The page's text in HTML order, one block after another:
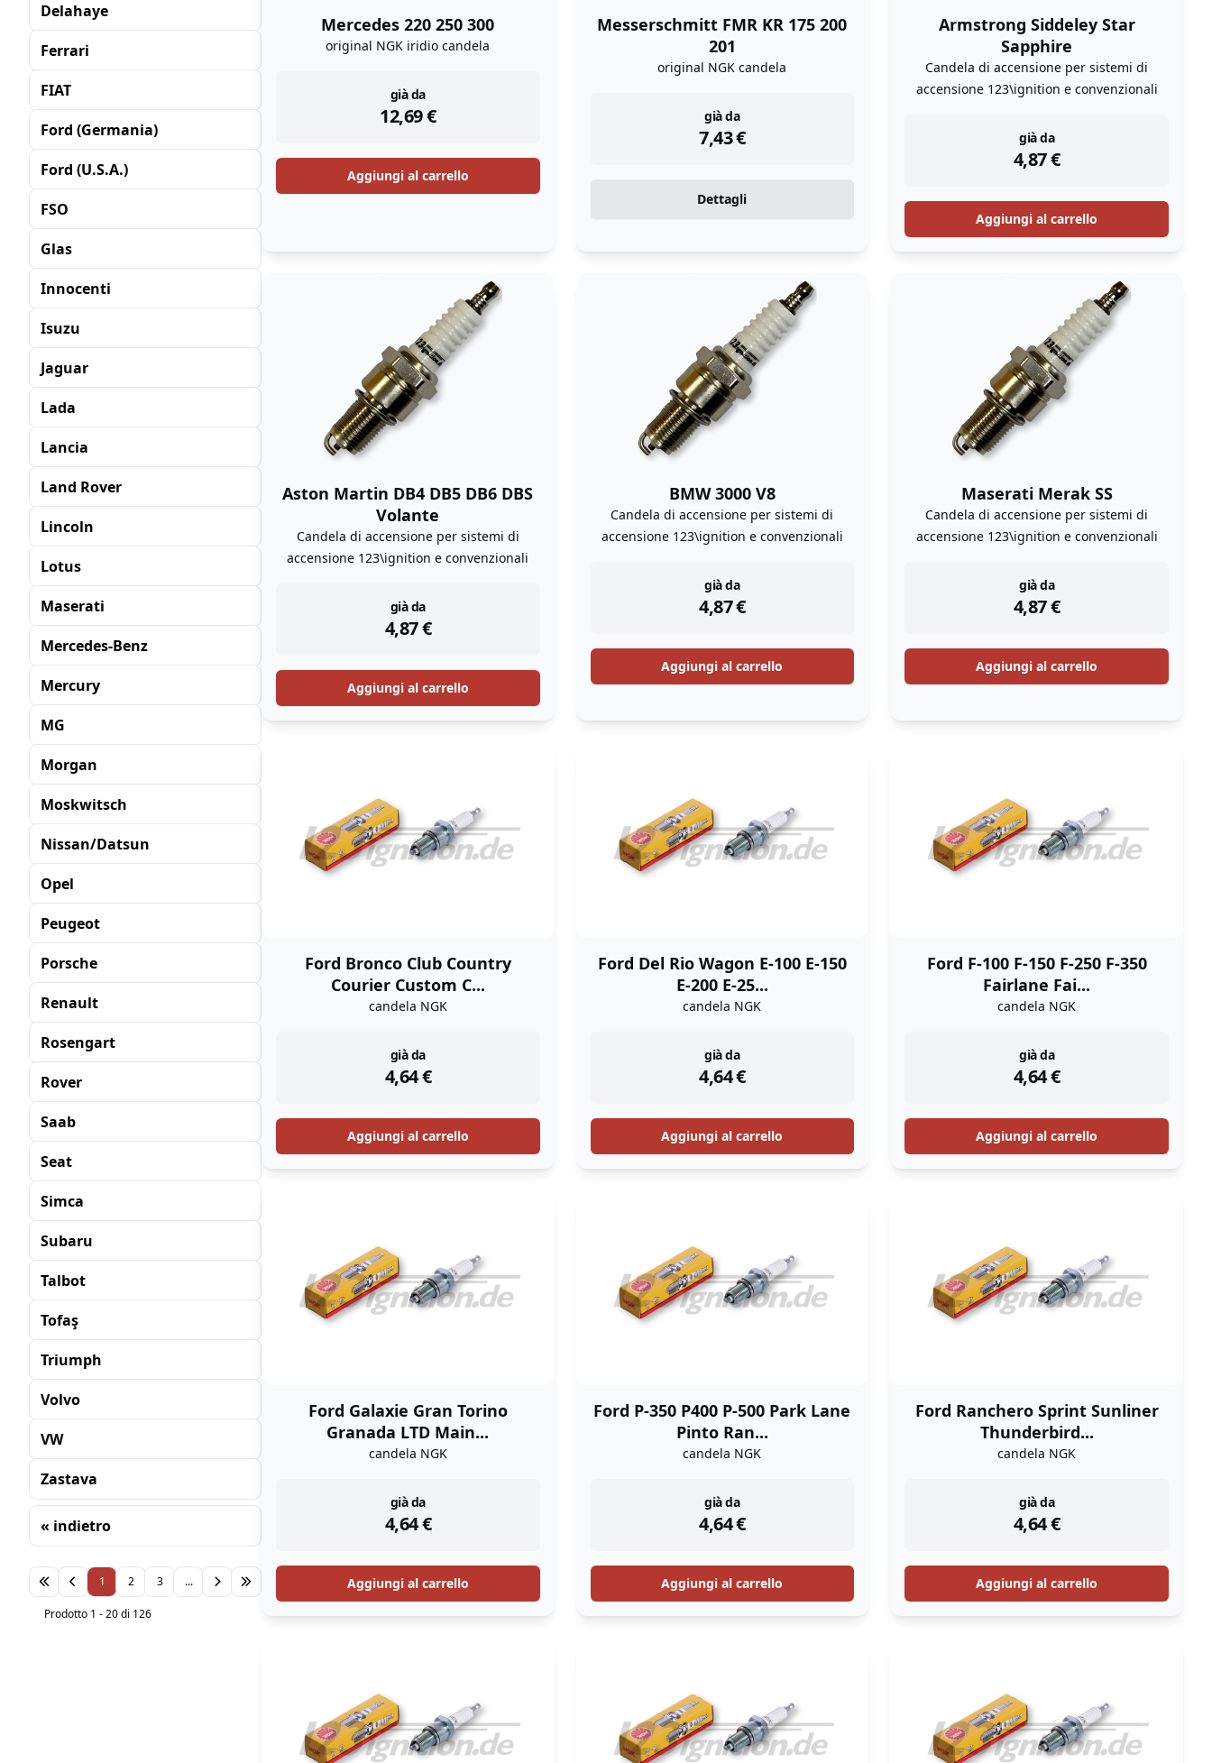
Delahaye
Ferrari
FIAT
Ford (Germania)
Ford (U.S.A.)
FSO
Glas
Innocenti
Isuzu
Jaguar
Lada
Lancia
Land Rover
Lincoln
Lotus
Maserati
Mercedes-Benz
Mercury
MG
Morgan
Moskwitsch
Nissan/Datsun
Opel
Peugeot
Porsche
Renault
Rosengart
Rover
Saab
Seat
Simca
Subaru
Talbot
Tofaş
Triumph
Volvo
VW
Zastava
« indietro
Ordinamento
1 2 3 ...
Prodotto 1 - 20 di 126
Mercedes 220 250 300
original NGK iridio candela
già da
12,69€
instock
Aggiungi al carrello
Messerschmitt FMR KR 175 200
201
original NGK candela
già da
7,43€
instock
Dettagli
Armstrong Siddeley Star
Sapphire
Candela di accensione per sistemi di
accensione 123\ignition e convenzionali
già da
4,87€
instock
Aggiungi al carrello
Aston Martin DB4 DB5 DB6 DBS
Volante
Candela di accensione per sistemi di
accensione 123\ignition e convenzionali
già da
4,87€
instock
Aggiungi al carrello
BMW 3000 V8
Candela di accensione per sistemi di
accensione 123\ignition e convenzionali
già da
4,87€
instock
Aggiungi al carrello
Maserati Merak SS
Candela di accensione per sistemi di
accensione 123\ignition e convenzionali
già da
4,87€
instock
Aggiungi al carrello
Ford Bronco Club Country
Courier Custom C...
candela NGK
già da
4,64€
instock
Aggiungi al carrello
Ford Del Rio Wagon E-100 E-150
E-200 E-25...
candela NGK
già da
4,64€
instock
Aggiungi al carrello
Ford F-100 F-150 F-250 F-350
Fairlane Fai...
candela NGK
già da
4,64€
instock
Aggiungi al carrello
Ford Galaxie Gran Torino
Granada LTD Main...
candela NGK
già da
4,64€
instock
Aggiungi al carrello
Ford P-350 P400 P-500 Park Lane
Pinto Ran...
candela NGK
già da
4,64€
instock
Aggiungi al carrello
Ford Ranchero Sprint Sunliner
Thunderbird...
candela NGK
già da
4,64€
instock
Aggiungi al carrello